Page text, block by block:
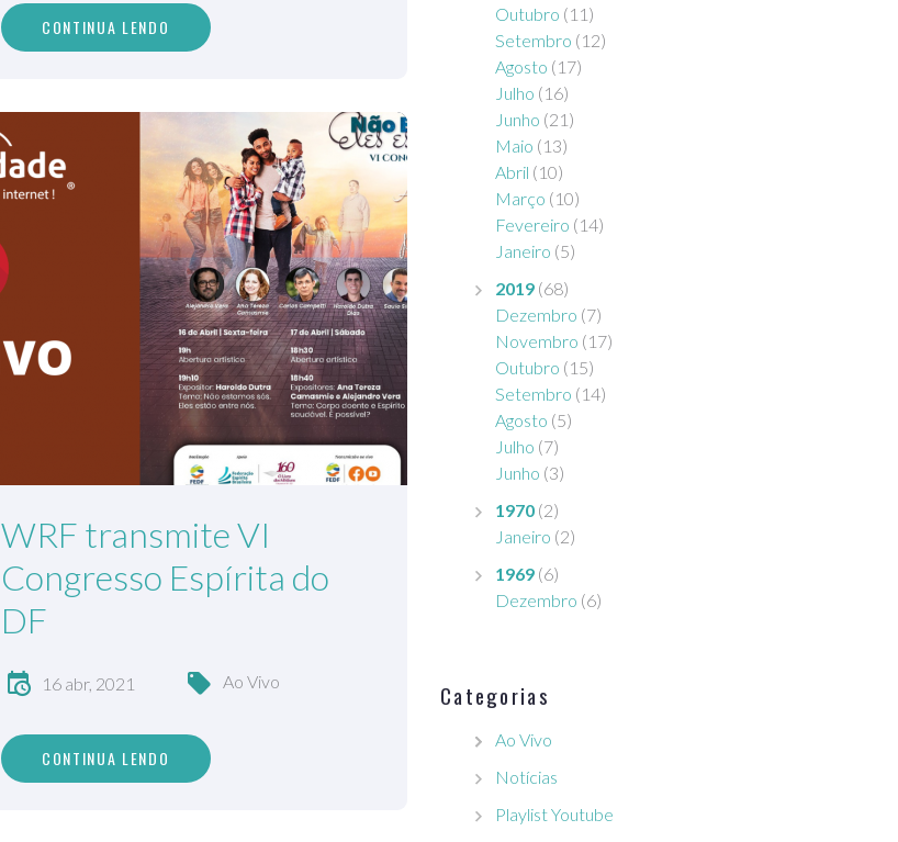
CONTINUA LENDO
WRF transmite VI
Congresso Espírita do
DF
16 abr, 2021 Ao Vivo
CONTINUA LENDO
Outubro (11)
Setembro (12)
Agosto (17)
Julho (16)
Junho (21)
Maio (13)
Abril (10)
Março (10)
Fevereiro (14)
Janeiro (5)
2019 (68)
Dezembro (7)
Novembro (17)
Outubro (15)
Setembro (14)
Agosto (5)
Julho (7)
Junho (3)
1970 (2)
Janeiro (2)
1969 (6)
Dezembro (6)
Categorias
Ao Vivo
Notícias
Playlist Youtube